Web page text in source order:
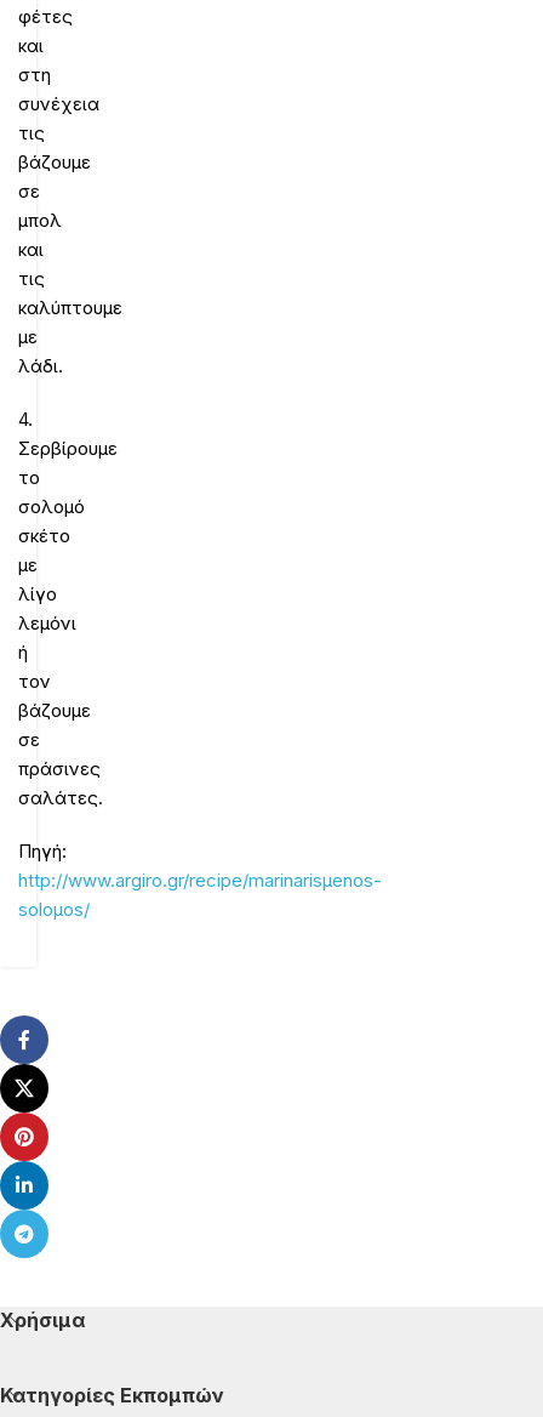
φέτες
και
στη
συνέχεια
τις
βάζουμε
σε
μπολ
και
τις
καλύπτουμε
με
λάδι.
4.
Σερβίρουμε
το
σολομό
σκέτο
με
λίγο
λεμόνι
ή
τον
βάζουμε
σε
πράσινες
σαλάτες.
Πηγή:
http://www.argiro.gr/recipe/marinarisµenos-
soloµos/
Χρήσιμα
Κατηγορίες Εκπομπών